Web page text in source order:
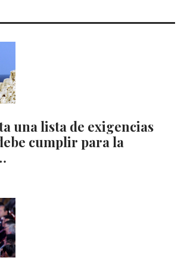
una lista de exigencias
cumplir para la